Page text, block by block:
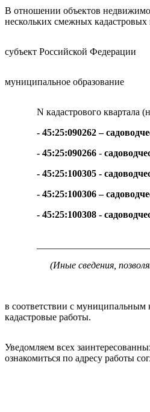
В отношении объектов
нескольких смежных кадастровых
субъект Российской Федерации
муниципальное образование
N кадастрового квартала
- 45:25:090262 –
- 45:25:090266 -
- 45:25:100305 -
- 45:25:100306 –
- 45:25:100308 -
(Иные сведения,
в соответствии с муниципальным
кадастровые работы.
Уведомляем всех
ознакомиться по адресу работы